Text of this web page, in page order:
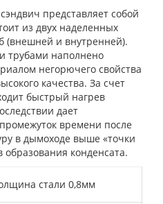
представляет собой
из двух наделенных
(внешней и внутренней).
трубами наполнено
негорючего свойства
качества. За счет
быстрый нагрев
дает
времени после
в дымоходе выше «точки
конденсата.
стали 0,8мм